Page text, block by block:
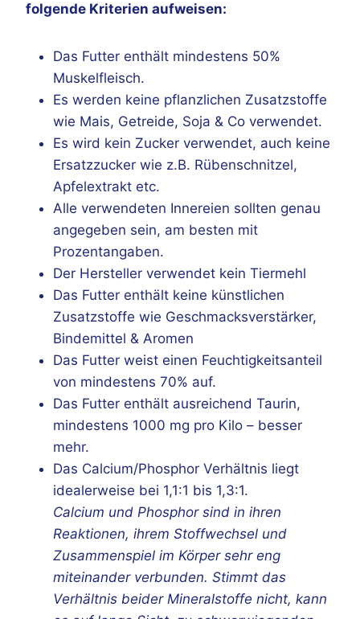
folgende Kriterien aufweisen:
Das Futter enthält mindestens 50%
Muskelfleisch.
Es werden keine pflanzlichen Zusatzstoffe
wie Mais, Getreide, Soja & Co verwendet.
Es wird kein Zucker verwendet, auch keine
Ersatzzucker wie z.B. Rübenschnitzel,
Apfelextrakt etc.
Alle verwendeten Innereien sollten genau
angegeben sein, am besten mit
Prozentangaben.
Der Hersteller verwendet kein Tiermehl
Das Futter enthält keine künstlichen
Zusatzstoffe wie Geschmacksverstärker,
Bindemittel & Aromen
Das Futter weist einen Feuchtigkeitsanteil
von mindestens 70% auf.
Das Futter enthält ausreichend Taurin,
mindestens 1000 mg pro Kilo – besser
mehr.
Das Calcium/Phosphor Verhältnis liegt
idealerweise bei 1,1:1 bis 1,3:1.
Calcium und Phosphor sind in ihren
Reaktionen, ihrem Stoffwechsel und
Zusammenspiel im Körper sehr eng
miteinander verbunden. Stimmt das
Verhältnis beider Mineralstoffe nicht, kann